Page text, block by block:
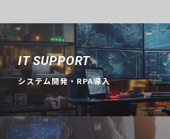
IT SUPPORT
システム開発・RPA導入